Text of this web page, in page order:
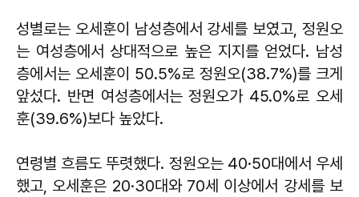
성별로는 오세훈이 남성층에서 강세를 보였고, 정원오
는 여성층에서 상대적으로 높은 지지를 얻었다. 남성
층에서는 오세훈이 50.5%로 정원오(38.7%)를 크게
앞섰다. 반면 여성층에서는 정원오가 45.0%로 오세
훈(39.6%)보다 높았다.
연령별 흐름도 뚜렷했다. 정원오는 40·50대에서 우세
했고, 오세훈은 20·30대와 70세 이상에서 강세를 보